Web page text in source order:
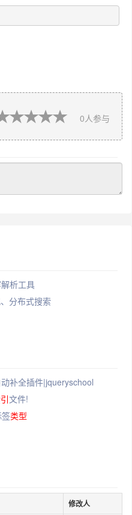
0 人参与
析工具
分布式搜索
补全插件|jqueryschool
文件!
类型
修改人